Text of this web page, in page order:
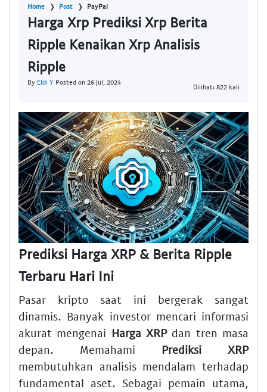
Home Post PayPal
Harga Xrp Prediksi Xrp Berita
Ripple Kenaikan Xrp Analisis
Ripple
By Eldi Y Posted on 26 Jul, 2024
Dilihat: 822 kali
Prediksi Harga XRP & Berita Ripple
Terbaru Hari Ini
Pasar kripto saat ini bergerak sangat
dinamis. Banyak investor mencari informasi
akurat mengenai Harga XRPdan tren masa
depan. Memahami Prediksi XRP
membutuhkan analisis mendalam terhadap
fundamental aset. Sebagai pemain utama,